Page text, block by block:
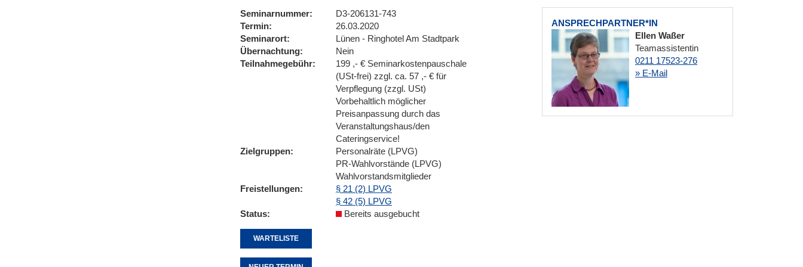
ANSPRECHPARTNER*IN
Ellen Waßer
Teamassistentin
0211 17523-276
» E-Mail
Seminarnummer
D3-206131-743
Termin
26.03.2020
Seminarort
Lünen - Ringhotel Am Stadtpark
Übernachtung
Nein
Teilnahmegebühr
199 ,- € Seminarkostenpauschale
(USt-frei) zzgl. ca. 57 ,- € für
Verpflegung (zzgl. USt)
Vorbehaltlich möglicher
Preisanpassung durch das
Veranstaltungshaus/den
Cateringservice!
Zielgruppen
Personalräte (LPVG)
PR-Wahlvorstände (LPVG)
Wahlvorstandsmitglieder
Freistellungen
§ 21 (2) LPVG
§ 42 (5) LPVG
Status
Bereits ausgebucht
WARTELISTE